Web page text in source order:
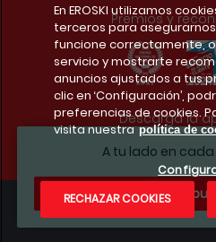
A tu lado en
¿Te
Premios y
Descarga la
Condiciones legales
En EROSKI utilizamos
terceros para
funcione correctamente,
servicio y mostrarte
anuncios ajustados a tus
clic en ‘Configuración’,
preferencias de cookies.
visita nuestra política de
RECHAZAR COOKIES